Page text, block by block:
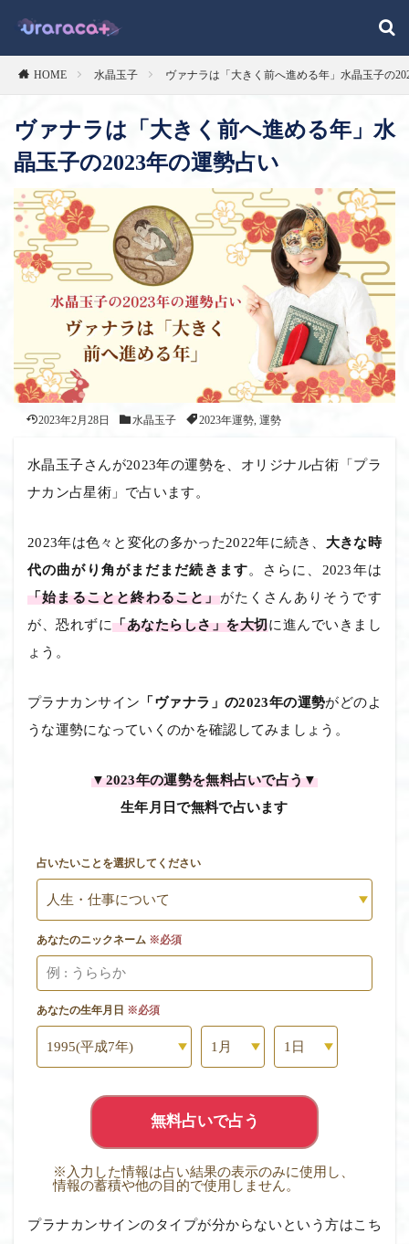
HOME 水晶玉子 ヴァナラは「大きく前へ進める年」水晶玉子の
ヴァナラは「大きく前へ進める年」水
晶玉子の2023年の運勢占い
2023年2月28日 水晶玉子 2023年運勢, 運勢
水晶玉子さんが2023年の運勢を、オリジナル占術「プラ
ナカン占星術」で占います。
2023年は色々と変化の多かった2022年に続き、 大きな時
代の曲がり角がまだまだ続きます。さらに、2023年は
「始まることと終わること」がたくさんありそうです
が、恐れずに「あなたらしさ」を大切に進んでいきまし
ょう。
プラナカンサイン 「ヴァナラ」の2023年の運勢がどのよ
うな運勢になっていくのかを確認してみましょう。
▼2023年の運勢を無料占いで占う▼
生年月日で無料で占います
占いたいことを選択してください
あなたのニックネーム ※必須
あなたの生年月日 ※必須
無料占いで占う
※入力した情報は占い結果の表示のみに使用し、
情報の蓄積や他の目的で使用しません。
プラナカンサインのタイプが分からないという方はこち